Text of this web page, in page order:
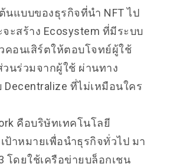
นแบบของธุรกิจที่นำ NFT ไป
ะสร้าง Ecosystem ที่มีระบบ
คอนเสิร์ตให้ตอบโจทย์ผู้ใช้
วนร่วมจากผู้ใช้ ผ่านทาง
ที่ไม่เหมือนใคร
คือบริษัทเทคโนโลยี
ป้าหมายเพื่อนำธุรกิจทั่วไป มา
โดยใช้เครือข่ายบล็อกเชน